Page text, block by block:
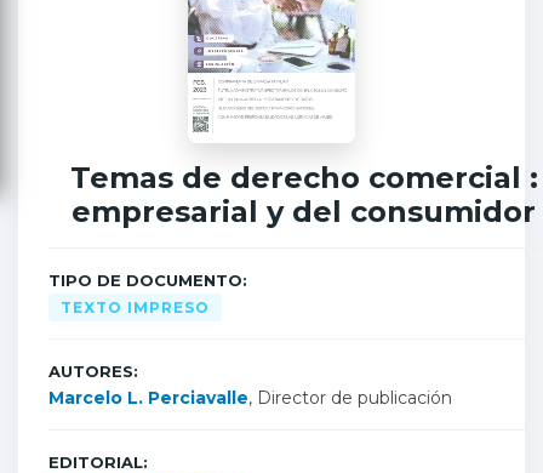
Temas de derecho comercial :
empresarial y del consumidor
TIPO DE DOCUMENTO:
TEXTO IMPRESO
AUTORES:
Marcelo L. Perciavalle, Director de publicación
EDITORIAL: